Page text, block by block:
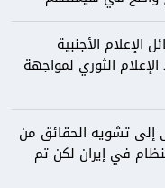
الإعلام الأجنبية
الثوري لمواجهة
إلى تشويه الحقائق من
في إيران لكن تم